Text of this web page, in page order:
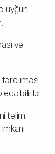
uyğun
və
tərcüməsi
edə bilirlər.
təlim